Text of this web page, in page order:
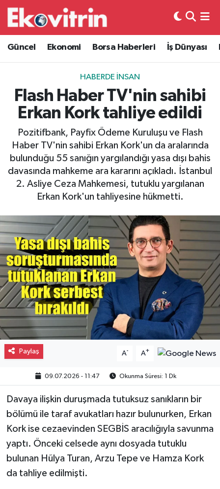
Güncel Ekonomi Borsa Haberleri İş Dünyası
HABERDE İNSAN
Flash Haber TV'nin sahibi
Erkan Kork tahliye edildi
Pozitifbank, Payfix Ödeme Kuruluşu ve Flash
Haber TV'nin sahibi Erkan Kork'un da aralarında
bulunduğu 55 sanığın yargılandığı yasa dışı bahis
davasında mahkeme ara kararını açıkladı. İstanbul
2. Asliye Ceza Mahkemesi, tutuklu yargılanan
Erkan Kork'un tahliyesine hükmetti.
Paylaş A- A+
09.07.2026 - 11:47 Okunma Süresi: 1 Dk
Davaya ilişkin duruşmada tutuksuz sanıkların bir
bölümü ile taraf avukatları hazır bulunurken, Erkan
Kork ise cezaevinden SEGBİS aracılığıyla savunma
yaptı. Önceki celsede aynı dosyada tutuklu
bulunan Hülya Turan, Arzu Tepe ve Hamza Kork
da tahliye edilmişti.
Güncel
Ekonomi
Borsa Haberleri
İş Dünyası
Lojistik
Otovitrin
Asayiş
Gayrimenkul
Spor
Eğitim
Hava Durumu
Trafik Durumu
Süper Lig Puan Durumu ve Fikstür
Tüm Manşetler
Son Dakika Haberleri
Haber Arşivi